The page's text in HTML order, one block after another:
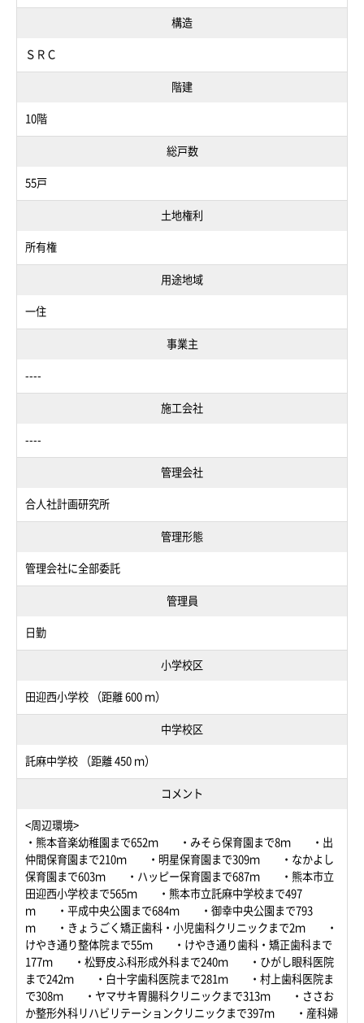
構造
ＳＲＣ
階建
10階
総戸数
55戸
土地権利
所有権
用途地域
一住
事業主
----
施工会社
----
管理会社
合人社計画研究所
管理形態
管理会社に全部委託
管理員
日勤
小学校区
田迎西小学校 （距離 600 ｍ）
中学校区
託麻中学校 （距離 450 ｍ）
コメント
<周辺環境>
・熊本音楽幼稚園まで652ｍ ・みそら保育園まで8ｍ ・出
仲間保育園まで210ｍ ・明星保育園まで309ｍ ・なかよし
保育園まで603ｍ ・ハッピー保育園まで687ｍ ・熊本市立
田迎西小学校まで565ｍ ・熊本市立託麻中学校まで497
ｍ ・平成中央公園まで684ｍ ・御幸中央公園まで793
ｍ ・きょうごく矯正歯科・小児歯科クリニックまで2ｍ ・
けやき通り整体院まで55ｍ ・けやき通り歯科・矯正歯科まで
177ｍ ・松野皮ふ科形成外科まで240ｍ ・ひがし眼科医院
まで242ｍ ・白十字歯科医院まで281ｍ ・村上歯科医院ま
で308ｍ ・ヤマサキ胃腸科クリニックまで313ｍ ・ささお
か整形外科リハビリテーションクリニックまで397ｍ ・産科婦